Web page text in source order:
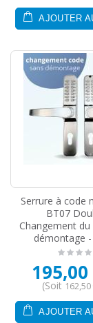
AJOUTER
Serrure à code
BT07
Changement
démontage
195,00
(Soit 162,50
AJOUTER